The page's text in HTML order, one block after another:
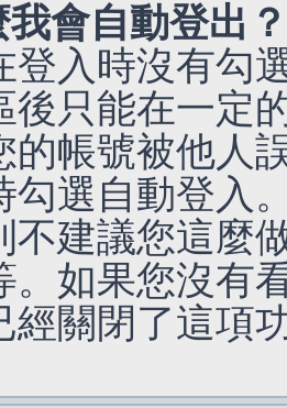
我會自動登出？
登入時沒有勾
後只能在一定
的帳號被他人
勾選自動登入
不建議您這麼
。如果您沒有
經關閉了這項